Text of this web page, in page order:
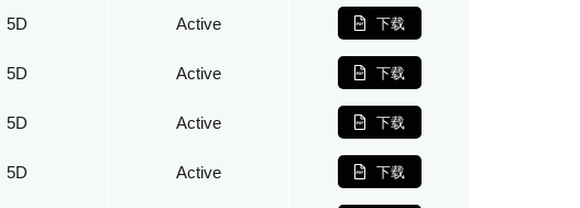
5D Active 下载
5D Active 下载
5D Active 下载
5D Active 下载